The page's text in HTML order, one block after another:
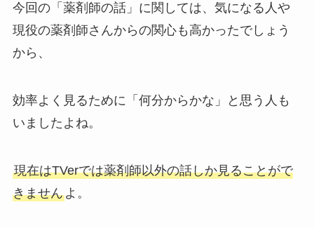
今回の「薬剤師の話」に関しては、気になる人や
現役の薬剤師さんからの関心も高かったでしょう
から、
効率よく見るために「何分からかな」と思う人も
いましたよね。
現在はTVerでは薬剤師以外の話しか見ることがで
きませんよ。